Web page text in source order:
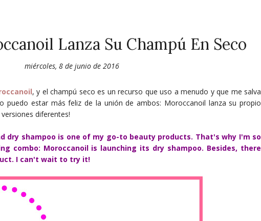
Lanza Su Champú En Seco
miércoles, 8 de junio de 2016
, y el champú seco es un recurso que uso a menudo y que me salva
puedo estar más feliz de la unión de ambos: Moroccanoil lanza su propio
diferentes!
dry shampoo is one of my go-to beauty products. That's why I'm so
combo: Moroccanoil is launching its dry shampoo. Besides, there
I can't wait to try it!